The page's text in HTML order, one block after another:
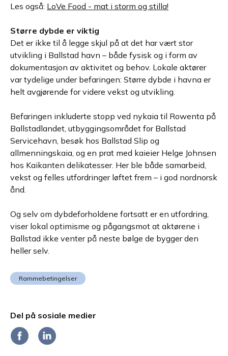
Les også: LoVe Food - mat i storm og stilla!
Større dybde er viktig
Det er ikke til å legge skjul på at det har vært stor
utvikling i Ballstad havn – både fysisk og i form av
dokumentasjon av aktivitet og behov. Lokale aktører
var tydelige under befaringen: Større dybde i havna er
helt avgjørende for videre vekst og utvikling.
Befaringen inkluderte stopp ved nykaia til Rowenta på
Ballstadlandet, utbyggingsområdet for Ballstad
Servicehavn, besøk hos Ballstad Slip og
allmenningskaia, og en prat med kaieier Helge Johnsen
hos Kaikanten delikatesser. Her ble både samarbeid,
vekst og felles utfordringer løftet frem – i god nordnorsk
ånd.
Og selv om dybdeforholdene fortsatt er en utfordring,
viser lokal optimisme og pågangsmot at aktørene i
Ballstad ikke venter på neste bølge de bygger den
heller selv.
Rammebetingelser
Del på sosiale medier